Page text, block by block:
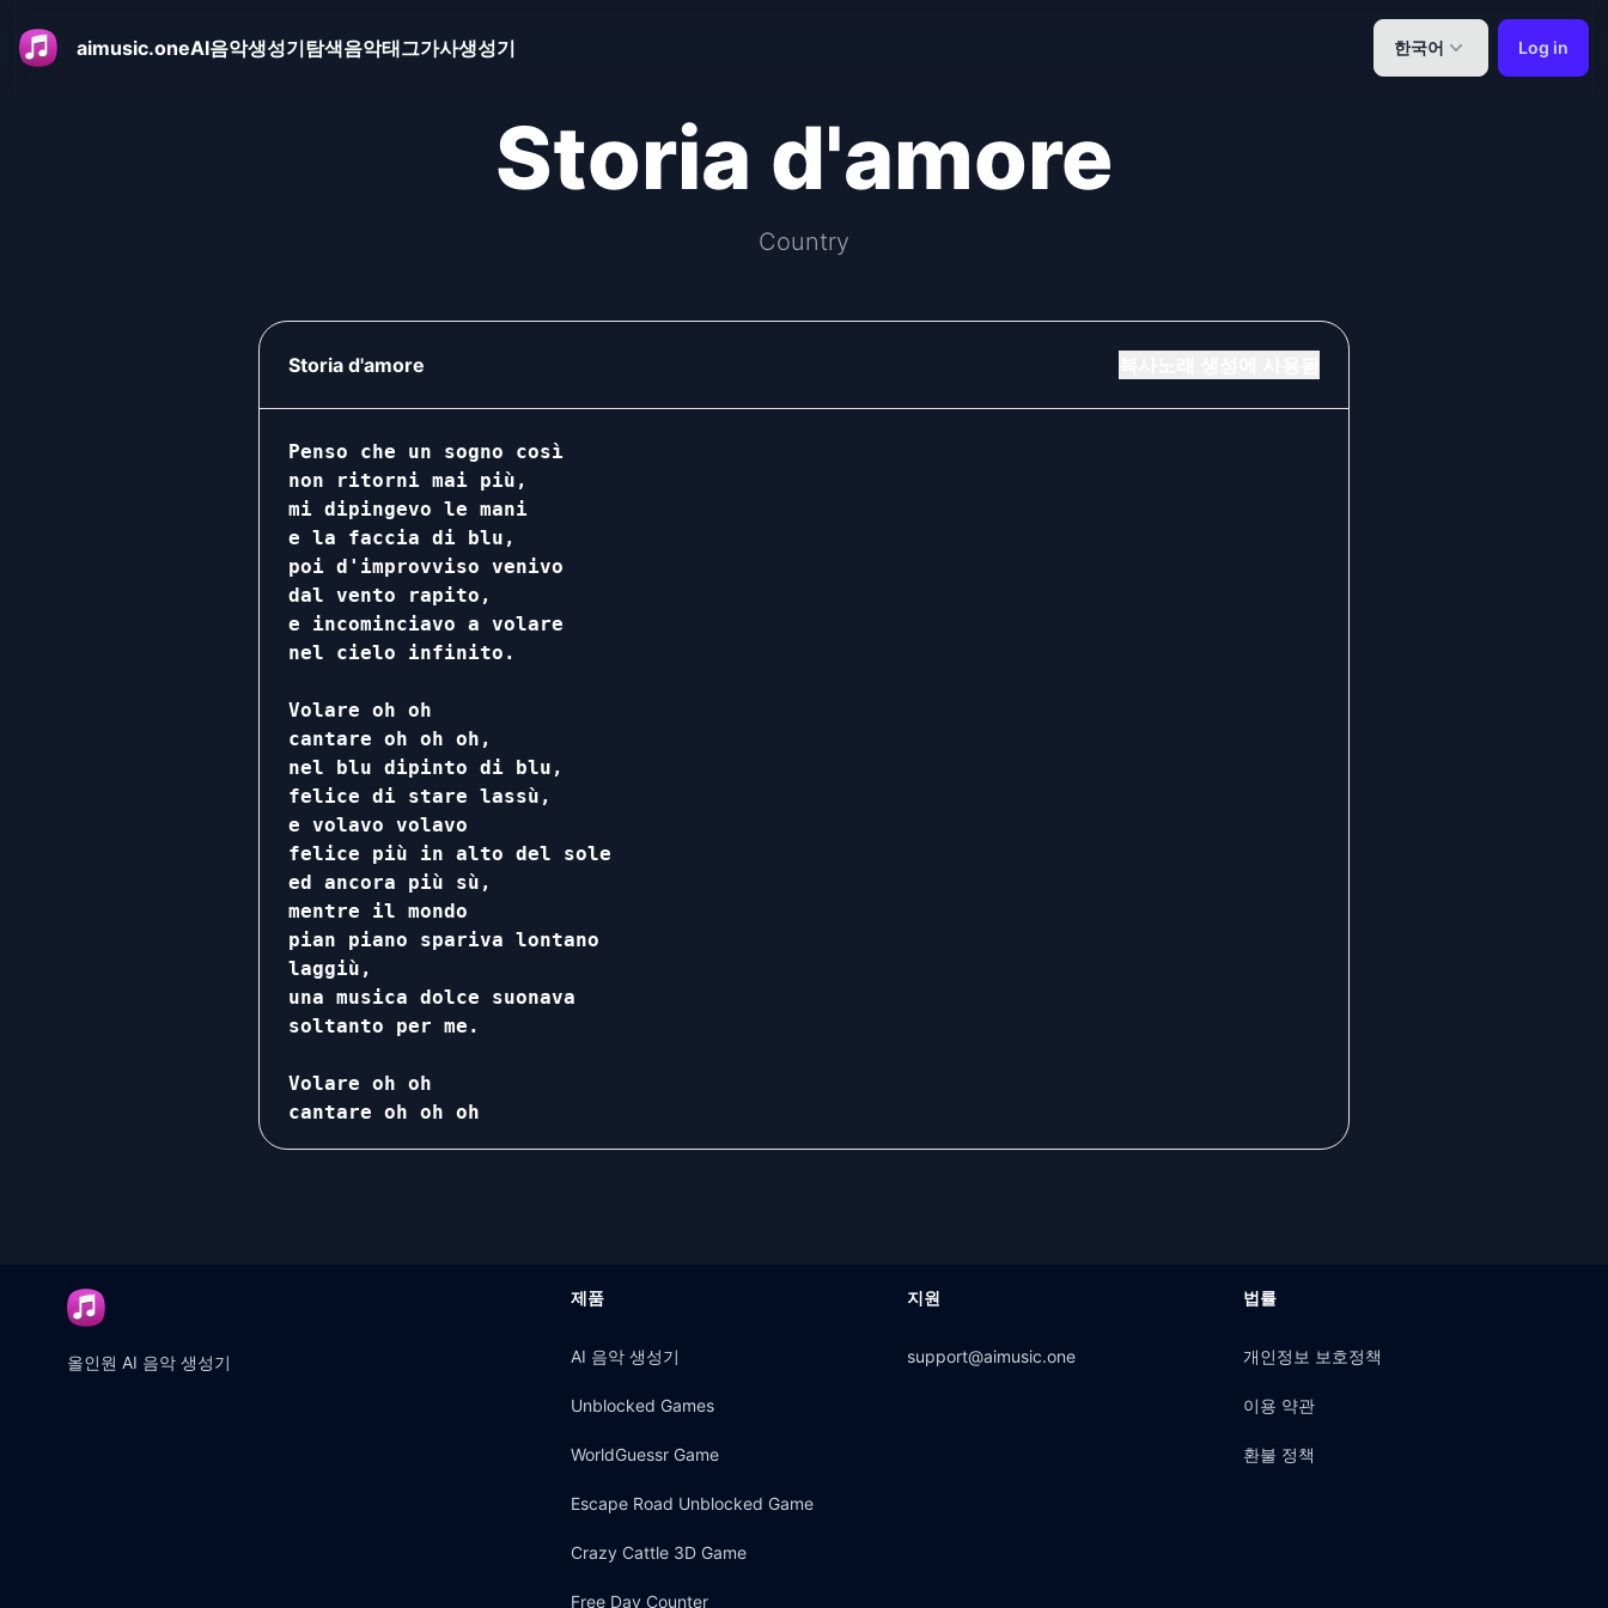
aimusic.oneAI음악생성기탐색음악태그가사생성기 한국어 Log in
Storia d'amore
Country
Storia d'amore
Penso che un sogno così
non ritorni mai più,
mi dipingevo le mani
e la faccia di blu,
poi d'improvviso venivo
dal vento rapito,
e incominciavo a volare
nel cielo infinito.
Volare oh oh
cantare oh oh oh,
nel blu dipinto di blu,
felice di stare lassù,
e volavo volavo
felice più in alto del sole
ed ancora più sù,
mentre il mondo
pian piano spariva lontano
laggiù,
una musica dolce suonava
soltanto per me.
Volare oh oh
cantare oh oh oh
che sono blu come un cielo
nel blu degl'occhi tuoi blu,
e continuo a volare felice
올인원 AI 음악 생성기
제품
AI 음악 생성기
Unblocked Games
WorldGuessr Game
Escape Road Unblocked Game
Crazy Cattle 3D Game
Free Day Counter
지원
support@aimusic.one
법률
개인정보 보호정책
이용 약관
환불 정책